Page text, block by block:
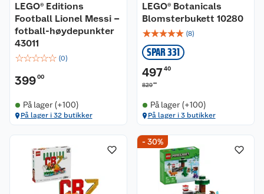
LEGO® Editions
Football Lionel Messi –
fotball-høydepunkter
43011
☆☆☆☆☆ (0)
39900
På lager (+100)
På lager i 32 butikker
LEGO® Botanicals
Blomsterbukett 10280
☆☆☆☆☆ (8)
SPAR 331
49740
82900
På lager (+100)
På lager i 3 butikker
- 30%